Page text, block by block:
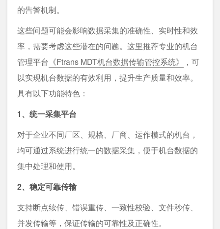
的告警机制。
这些问题可能会影响数据采集的准确性、实时性和效
率，需要考虑这些潜在的问题。这里推荐专业的机台
管理平台 《Ftrans MDT机台数据传输管控系统》
，可
以实现机台数据的有效利⽤，提升⽣产质量和效率。
具有以下功能特色：
1、统一采集平台
对于企业不同⼚区、规格、⼚商、运作模式的机台，
均可通过系统进⾏统⼀的数据采集，便于机台数据的
集中处理和使⽤。
2、稳定可靠传输
支持断点续传、错误重传、一致性校验、文件秒传、
并发传输等，保证传输的可靠性及正确性。